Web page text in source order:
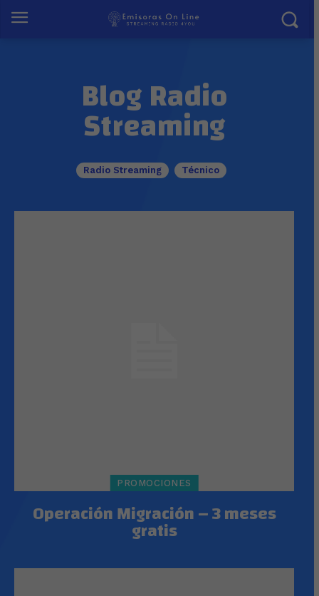
Blog Radio
Streaming
Radio Streaming Técnico
PROMOCIONES
Operación Migración – 3 meses
gratis